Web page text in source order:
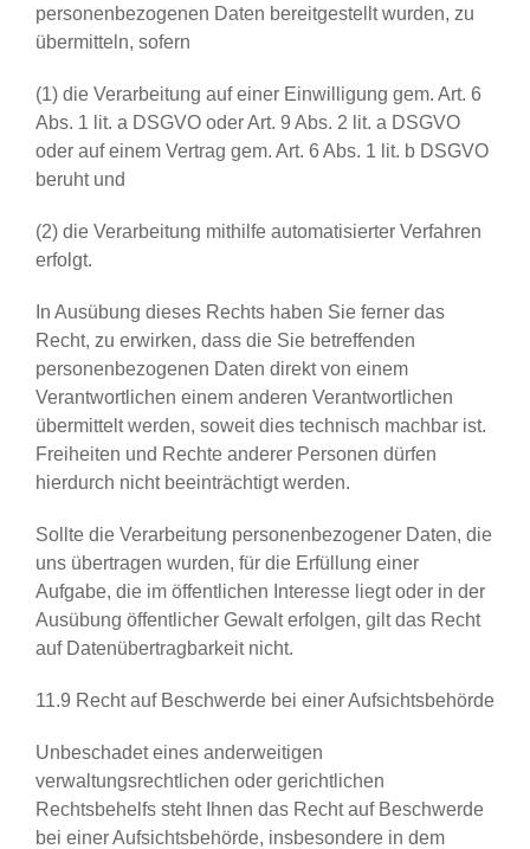
personenbezogenen Daten bereitgestellt wurden, zu
übermitteln, sofern
(1) die Verarbeitung auf einer Einwilligung gem. Art. 6
Abs. 1 lit. a DSGVO oder Art. 9 Abs. 2 lit. a DSGVO
oder auf einem Vertrag gem. Art. 6 Abs. 1 lit. b DSGVO
beruht und
(2) die Verarbeitung mithilfe automatisierter Verfahren
erfolgt.
In Ausübung dieses Rechts haben Sie ferner das
Recht, zu erwirken, dass die Sie betreffenden
personenbezogenen Daten direkt von einem
Verantwortlichen einem anderen Verantwortlichen
übermittelt werden, soweit dies technisch machbar ist.
Freiheiten und Rechte anderer Personen dürfen
hierdurch nicht beeinträchtigt werden.
Sollte die Verarbeitung personenbezogener Daten, die
uns übertragen wurden, für die Erfüllung einer
Aufgabe, die im öffentlichen Interesse liegt oder in der
Ausübung öffentlicher Gewalt erfolgen, gilt das Recht
auf Datenübertragbarkeit nicht.
11.9 Recht auf Beschwerde bei einer Aufsichtsbehörde
Unbeschadet eines anderweitigen
verwaltungsrechtlichen oder gerichtlichen
Rechtsbehelfs steht Ihnen das Recht auf Beschwerde
bei einer Aufsichtsbehörde, insbesondere in dem